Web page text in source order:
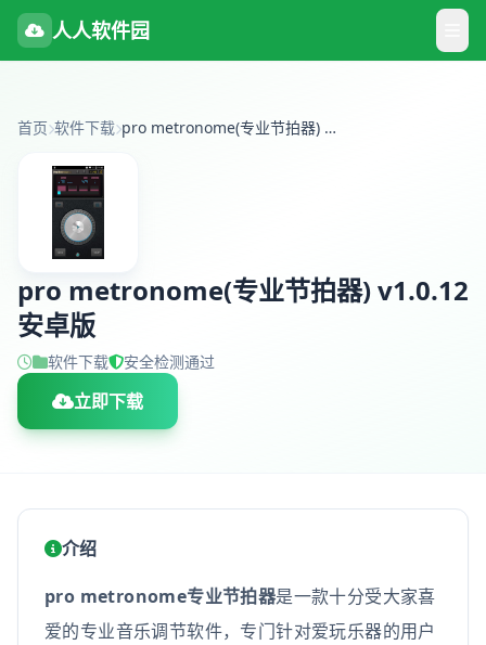
人人软件园
首页 软件下载 pro metronome(专业节拍器) v1.0.12 安卓版
pro metronome(专业节拍器) v1.0.12
安卓版
软件下载 安全检测通过
立即下载
介绍
pro metronome专业节拍器是一款十分受大家喜
爱的专业音乐调节软件，专门针对爱玩乐器的用户